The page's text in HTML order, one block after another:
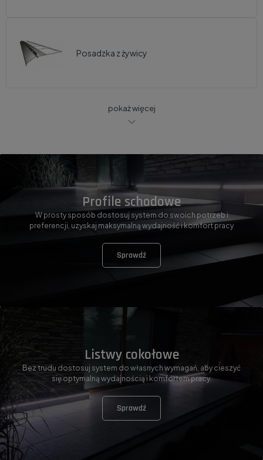
Posadzka z żywicy
pokaż więcej
Profile schodowe
W prosty sposób dostosuj system do swoich potrzeb i
preferencji, uzyskaj maksymalną wydajność i komfort pracy
Sprawdź
Listwy cokołowe
Bez trudu dostosuj system do własnych wymagań, aby cieszyć
się optymalną wydajnością i komfortem pracy.
Sprawdź